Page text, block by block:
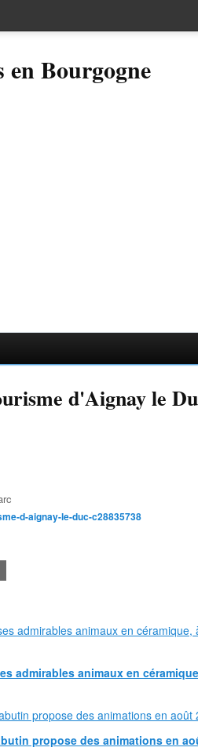
Bourgogne
d'Aignay le
d-aignay-le-duc-c28835738
admirables animaux en
propose des animations en